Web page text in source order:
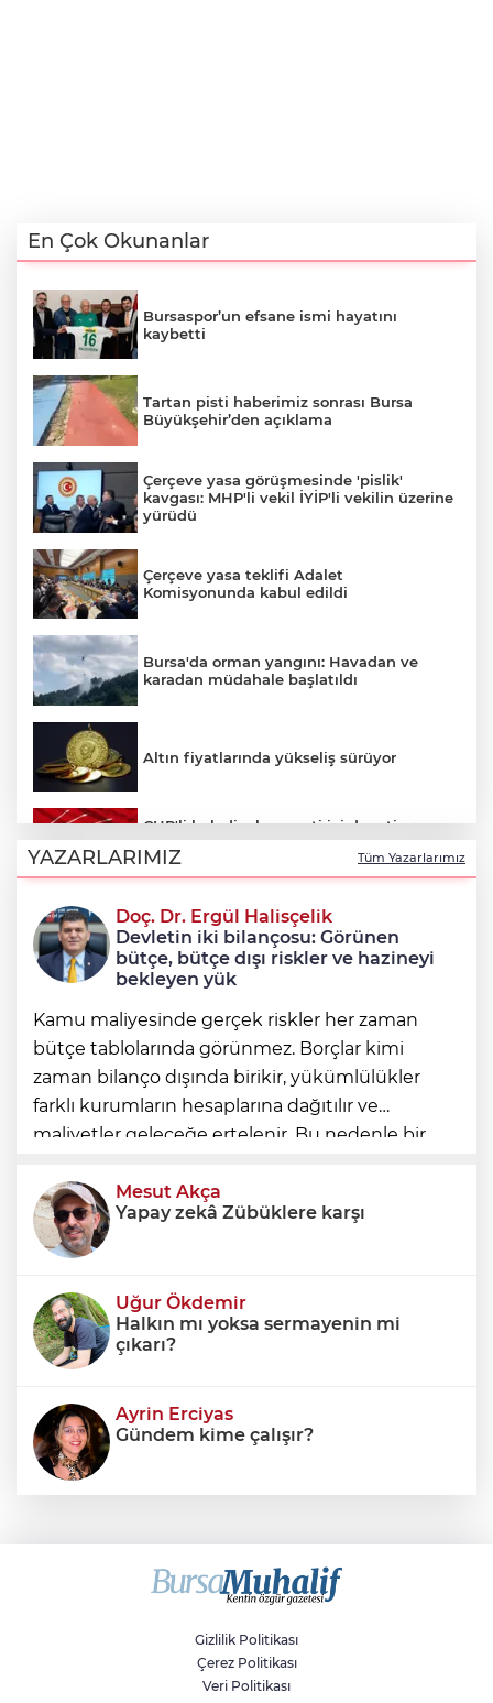
En Çok Okunanlar
Bursaspor’un efsane ismi hayatını
kaybetti
Tartan pisti haberimiz sonrası Bursa
Büyükşehir’den açıklama
Çerçeve yasa görüşmesinde 'pislik'
kavgası: MHP'li vekil İYİP'li vekilin üzerine
yürüdü
Çerçeve yasa teklifi Adalet
Komisyonunda kabul edildi
Bursa'da orman yangını: Havadan ve
karadan müdahale başlatıldı
Altın fiyatlarında yükseliş sürüyor
CHP'li belediyelere parti içi denetim:
Hakkında soruşturma olmayanlar da
incelenecek
Erkan Aydın Osmangazi’nin nabzını
sahada tuttu
YAZARLARIMIZ Tüm Yazarlarımız
Doç. Dr. Ergül Halisçelik
Devletin iki bilançosu: Görünen
bütçe, bütçe dışı riskler ve hazineyi
bekleyen yük
Kamu maliyesinde gerçek riskler her zaman
bütçe tablolarında görünmez. Borçlar kimi
zaman bilanço dışında birikir, yükümlülükler
farklı kurumların hesaplarına dağıtılır ve
maliyetler geleceğe ertelenir. Bu nedenle bir
yalnızca bütçe açığına veya resmi borç stok
Mesut Akça
Yapay zekâ Zübüklere karşı
Uğur Ökdemir
Halkın mı yoksa sermayenin mi
çıkarı?
Ayrin Erciyas
Gündem kime çalışır?
Savaşların gölgesinde engellilik,
doğa ve kaybedilen gelecek
Gizlilik Politikası
Çerez Politikası
Veri Politikası